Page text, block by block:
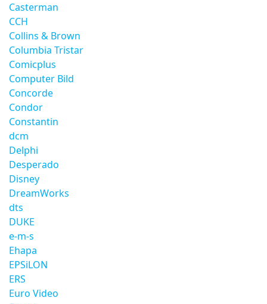
Casterman
CCH
Collins & Brown
Columbia Tristar
Comicplus
Computer Bild
Concorde
Condor
Constantin
dcm
Delphi
Desperado
Disney
DreamWorks
dts
DUKE
e-m-s
Ehapa
EPSiLON
ERS
Euro Video